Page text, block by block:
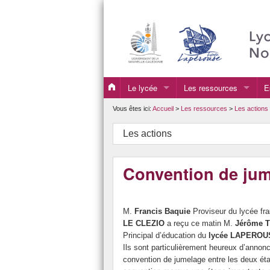
Le lycée
Coordonnées
Histoire
La vie du lycée
L’infirmerie
Le CIO et les Psy-EN
L’internat du lycée
Les ressources
Culture
Section Internationale
Les clubs
Les associations du
Dispositifs APTA, PAI,
Vous êtes ici: Accueil > Les ressources > Les actions
Les actions
Convention de
M. Francis Baquie Proviseur du lycée
LE CLEZIO a reçu ce matin M. Jérôme
Principal d’éducation du lycée
Ils sont particulièrement heureux
convention de jumelage entre les deux